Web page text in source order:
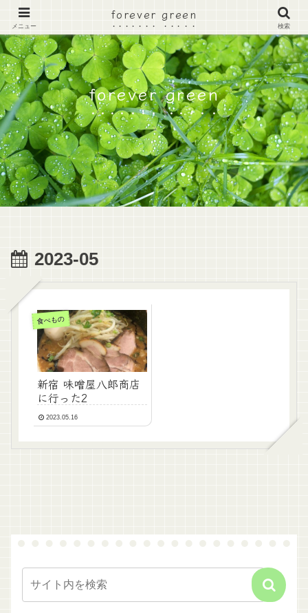
forever green
2023-05
食べもの
新宿 味噌屋八郎商店
に行った2
2023.05.16
メニュー
forever green
検索